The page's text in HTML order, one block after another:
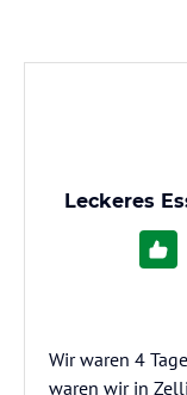
Leckeres
Wir waren 4
waren wir in